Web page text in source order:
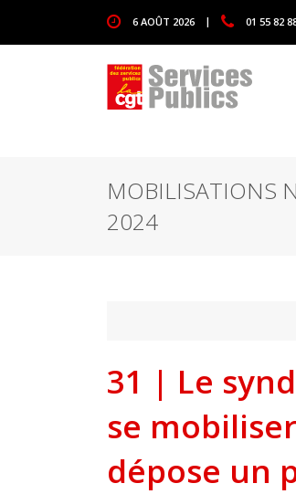
6 AOÛT 2026 | 01 55 82
MOBILISATIONS
2024
31 | Le
se
dépose un